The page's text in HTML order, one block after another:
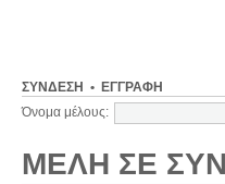
ΣΎΝΔΕΣΗ • ΕΓΓΡΑΦΉ
Όνομα μέλους:
ΜΈΛΗ ΣΕ